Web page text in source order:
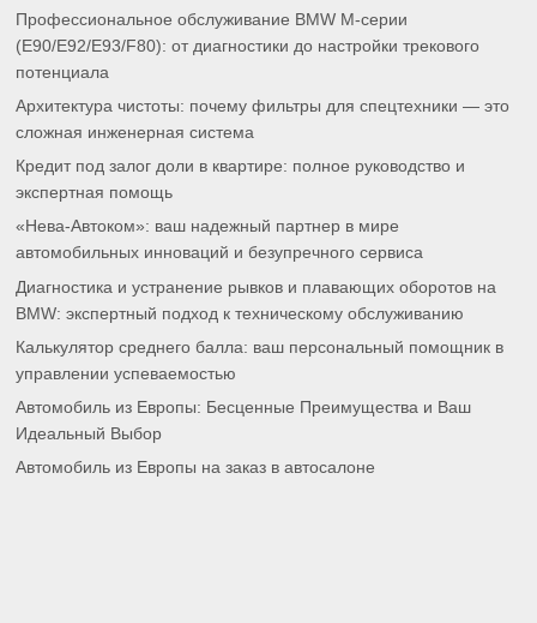
Профессиональное обслуживание BMW M-серии
(E90/E92/E93/F80): от диагностики до настройки трекового
потенциала
Архитектура чистоты: почему фильтры для спецтехники — это
сложная инженерная система
Кредит под залог доли в квартире: полное руководство и
экспертная помощь
«Нева-Автоком»: ваш надежный партнер в мире
автомобильных инноваций и безупречного сервиса
Диагностика и устранение рывков и плавающих оборотов на
BMW: экспертный подход к техническому обслуживанию
Калькулятор среднего балла: ваш персональный помощник в
управлении успеваемостью
Автомобиль из Европы: Бесценные Преимущества и Ваш
Идеальный Выбор
Автомобиль из Европы на заказ в автосалоне